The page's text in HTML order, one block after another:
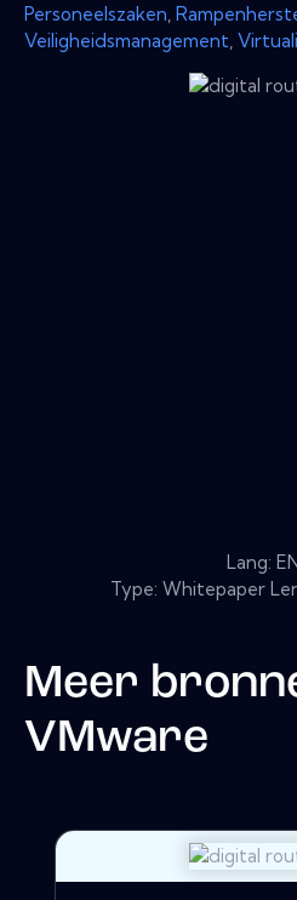
Personeelszaken
Veiligheidsmanagement
Lang:
Type: Whitepaper
Meer
VMware